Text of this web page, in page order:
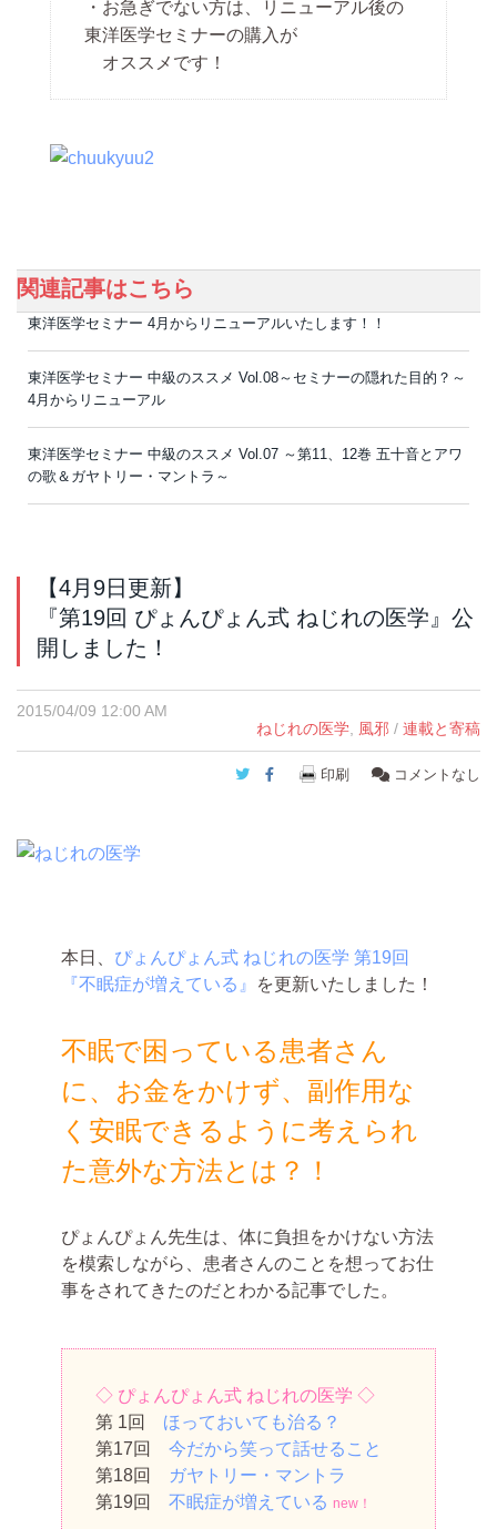
・お急ぎでない方は、リニューアル後の
東洋医学セミナーの購入が
オススメです！
関連記事はこちら
東洋医学セミナー 4月からリニューアルいたします！！
東洋医学セミナー 中級のススメ Vol.08～セミナーの隠れた目的？～
4月からリニューアル
東洋医学セミナー 中級のススメ Vol.07 ～第11、12巻 五十音とアワ
の歌＆ガヤトリー・マントラ～
【4月9日更新】
『第19回 ぴょんぴょん式 ねじれの医学』公
開しました！
2015/04/09 12:00 AM
ねじれの医学
風邪 / 連載と寄稿
Twitter
Facebook
印刷 コメントなし
本日、 ぴょんぴょん式 ねじれの医学 第19回
『不眠症が増えている』
を更新いたしました！
不眠で困っている患者さん
に、お金をかけず、副作用な
く安眠できるように考えられ
た意外な方法とは？！
ぴょんぴょん先生は、体に負担をかけない方法
を模索しながら、患者さんのことを想ってお仕
事をされてきたのだとわかる記事でした。
◇ ぴょんぴょん式 ねじれの医学 ◇
第 1回 ほっておいても治る？
第17回 今だから笑って話せること
第18回
ガヤトリー・マントラ
第19回 不眠症が増えている new！